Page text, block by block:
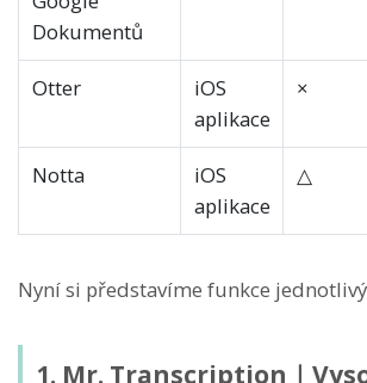
Dokumentů
Otter
iOS
aplikace
×
Notta
iOS
aplikace
△
Nyní si představíme funkce
1. Mr. Transcription｜